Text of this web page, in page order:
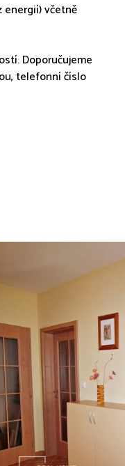
energií) včetně
Doporučujeme
telefonní číslo